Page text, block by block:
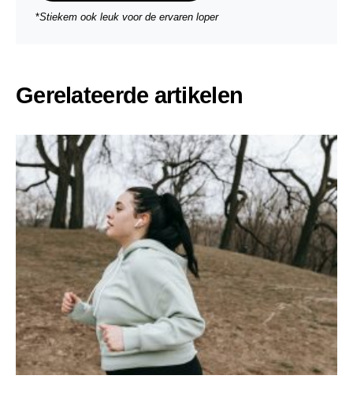
*Stiekem ook leuk voor de ervaren loper
Gerelateerde artikelen